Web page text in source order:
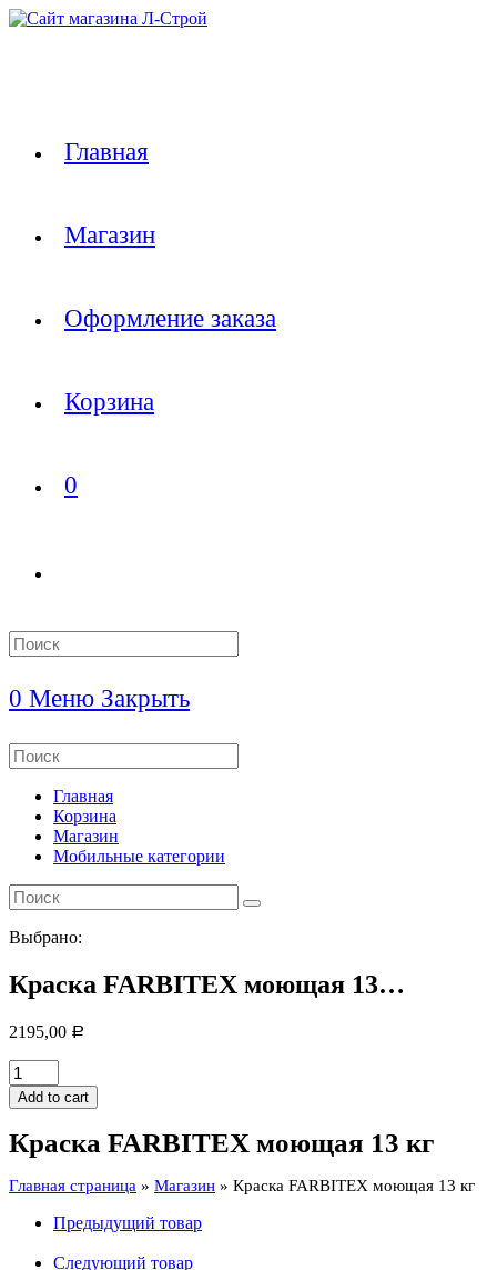
Перейти
Главная
Магазин
Оформление заказа
Корзина
0
Search
this
0 Меню Закрыть
Search
this
websiteГлавная
Корзина
Магазин
Мобильные категории
Выбрано:
Краска FARBITEX моющая 13…
2195,00 Р
Краска
FARBITEX
моющая
кг
Add to cart
Краска FARBITEX моющая 13 кг
Главная страница » Магазин » Краска FARBITEX моющая 13 кг
Предыдущий товар
Следующий товар